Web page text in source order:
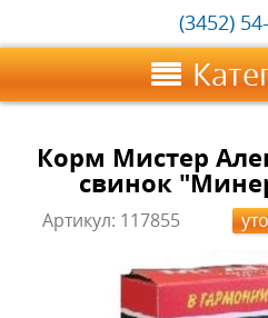
(3452)
Корм Мистер
свинок
Артикул: 117855